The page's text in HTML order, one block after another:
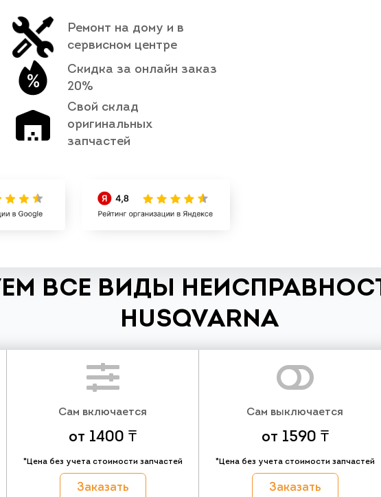
Ремонт на дому и в
сервисном центре
Скидка за онлайн заказ
20%
Свой склад
оригинальных
запчастей
ВСЕ ВИДЫ
HUSQVARNA
Сам включается
от 1400 ₸
*Цена без учета стоимости запчастей
Заказать
Сам выключается
от 1590 ₸
*Цена без учета стоимости запчастей
Заказать